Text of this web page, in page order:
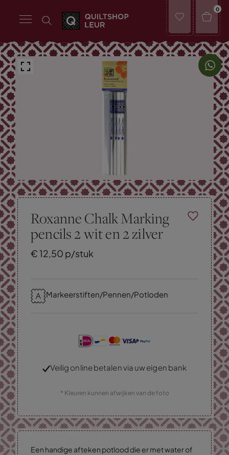
0
Roxanne Chalk Marking
pencils 2 wit en 2 zilver
€12,50 p/stuk
Markeerstiften/Pennen/Potloden
Veilig online betalen via uw eigen bank
* Kleuren kunnen afwijken van de foto
Een handige afteken potlood die er met water of